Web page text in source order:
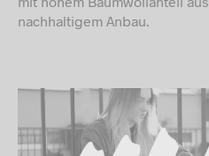
nachhaltigem Anbau.